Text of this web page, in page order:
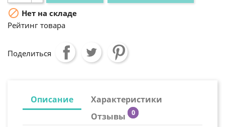
 Нет на складе
Рейтинг товара
Поделиться
Описание
Характеристики
Отзывы
0